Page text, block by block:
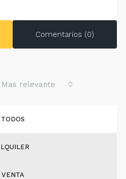
Comentarios (0)
TODOS
VENTA
Mas relevante